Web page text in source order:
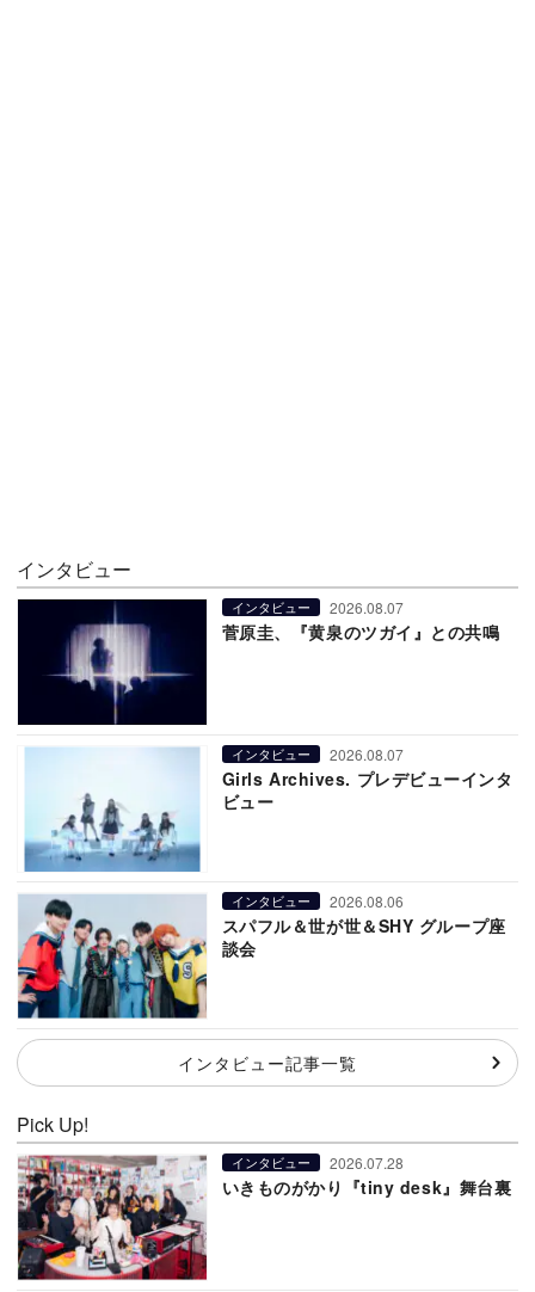
インタビュー
インタビュー 2026.08.07
菅原圭、『黄泉のツガイ』との共鳴
インタビュー 2026.08.07
Girls Archives. プレデビューインタ
ビュー
インタビュー 2026.08.06
スパフル＆世が世＆SHY グループ座
談会
インタビュー記事一覧
Pick Up!
インタビュー 2026.07.28
いきものがかり『tiny desk』舞台裏